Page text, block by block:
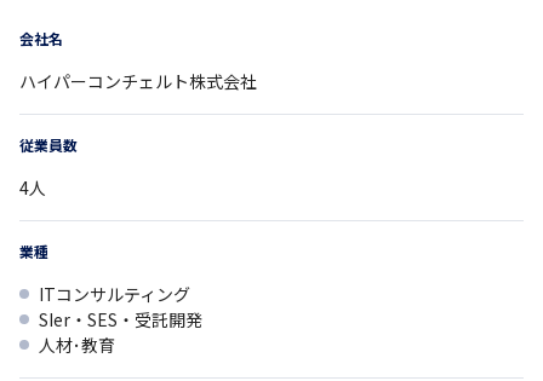
会社名
ハイパーコンチェルト株式会社
従業員数
4人
業種
ITコンサルティング
SIer・SES・受託開発
人材･教育